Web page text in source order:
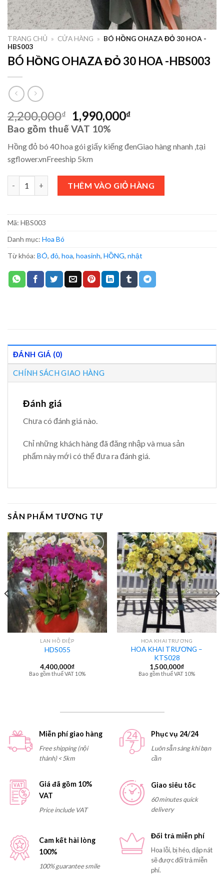
TRANG CHỦ » CỬA HÀNG » BÓ HỒNG OHAZA ĐỎ 30 HOA -
HBS003
BÓ HỒNG OHAZA ĐỎ 30 HOA -HBS003
2,200,000₫ 1,990,000₫
Bao gồm thuế VAT 10%
Hồng đỏ bó 40 hoa gói giấy kiếng đenGiao hàng nhanh ,tại
sgflower.vnFreeship 5km
BÓ HỒNG OHAZA ĐỎ 30 HOA -HBS003 số lượng
THÊM VÀO GIỎ HÀNG
Mã: HBS003
Danh mục: Hoa Bó
Từ khóa: BÓ, đỏ, hoa, hoasinh, HỒNG, nhật
ĐÁNH GIÁ (0)
CHÍNH SÁCH GIAO HÀNG
Đánh giá
Chưa có đánh giá nào.
Chỉ những khách hàng đã đăng nhập và mua sản
phẩm này mới có thể đưa ra đánh giá.
SẢN PHẨM TƯƠNG TỰ
LAN HỒ ĐIỆP
HDS055
4,400,000₫
Bao gồm thuế VAT 10%
HOA KHAI TRƯƠNG
HOA KHAI TRƯƠNG –
KTS028
1,500,000₫
Bao gồm thuế VAT 10%
Miễn phí giao hàng
Free shipping (nội
thành) < 5km
Phục vụ 24/24
Luôn sẵn sàng khi bạn
cần
Giá đã gồm 10%
VAT
Price include VAT
Giao siêu tốc
60 minutes quick
delivery
Cam kết hài lòng
100%
100% guarantee smile
Đổi trả miễn phí
Hoa lỗi, bị héo, dập nát
sẽ được đổi trả miễn
phí.